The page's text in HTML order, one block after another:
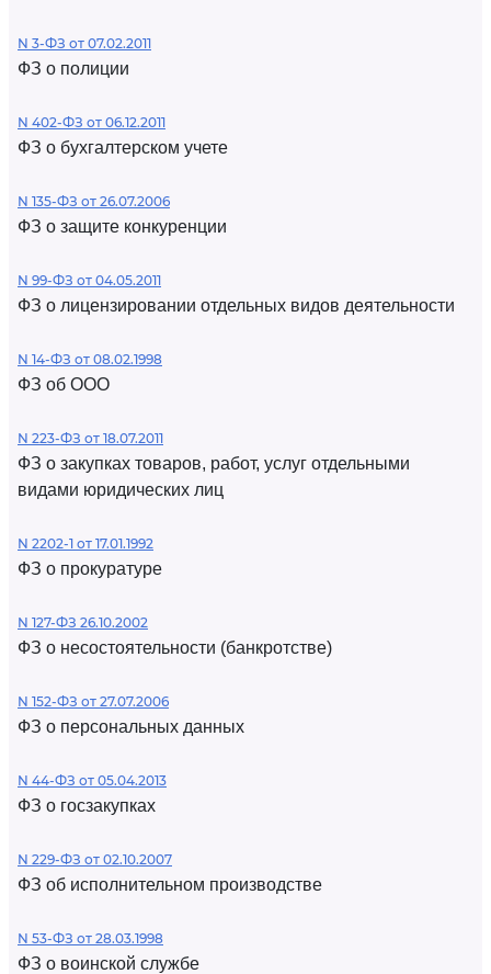
N 3-ФЗ от 07.02.2011
ФЗ о полиции
N 402-ФЗ от 06.12.2011
ФЗ о бухгалтерском учете
N 135-ФЗ от 26.07.2006
ФЗ о защите конкуренции
N 99-ФЗ от 04.05.2011
ФЗ о лицензировании отдельных видов деятельности
N 14-ФЗ от 08.02.1998
ФЗ об ООО
N 223-ФЗ от 18.07.2011
ФЗ о закупках товаров, работ, услуг отдельными
видами юридических лиц
N 2202-1 от 17.01.1992
ФЗ о прокуратуре
N 127-ФЗ 26.10.2002
ФЗ о несостоятельности (банкротстве)
N 152-ФЗ от 27.07.2006
ФЗ о персональных данных
N 44-ФЗ от 05.04.2013
ФЗ о госзакупках
N 229-ФЗ от 02.10.2007
ФЗ об исполнительном производстве
N 53-ФЗ от 28.03.1998
ФЗ о воинской службе